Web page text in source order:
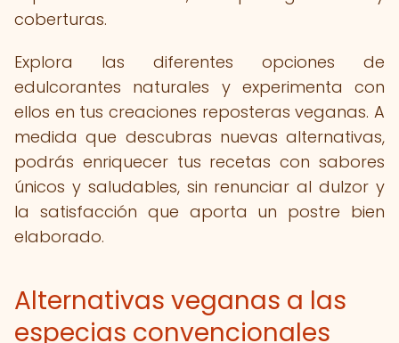
coberturas.
Explora las diferentes opciones de
edulcorantes naturales y experimenta con
ellos en tus creaciones reposteras veganas. A
medida que descubras nuevas alternativas,
podrás enriquecer tus recetas con sabores
únicos y saludables, sin renunciar al dulzor y
la satisfacción que aporta un postre bien
elaborado.
Alternativas veganas a las
especias convencionales